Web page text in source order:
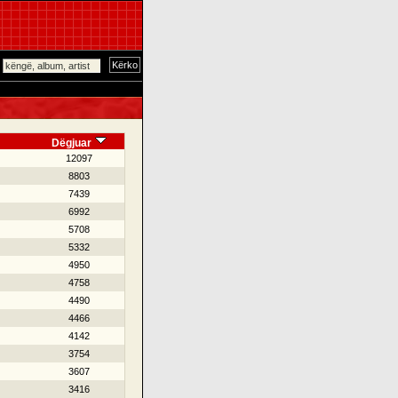
Dëgjuar
12097
8803
7439
6992
5708
5332
4950
4758
4490
4466
4142
3754
3607
3416